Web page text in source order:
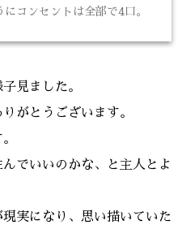
コンセントは全部で4口。
見ました。
がとうございます。
でいいのかな、と主人とよ
実になり、思い描いていた